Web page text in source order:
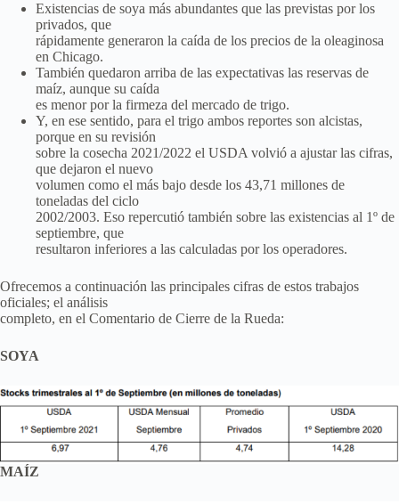
Existencias de soya más abundantes que las previstas por los
privados, que
rápidamente generaron la caída de los precios de la oleaginosa
en Chicago.
También quedaron arriba de las expectativas las reservas de
maíz, aunque su caída
es menor por la firmeza del mercado de trigo.
Y, en ese sentido, para el trigo ambos reportes son alcistas,
porque en su revisión
sobre la cosecha 2021/2022 el USDA volvió a ajustar las cifras,
que dejaron el nuevo
volumen como el más bajo desde los 43,71 millones de
toneladas del ciclo
2002/2003. Eso repercutió también sobre las existencias al 1º de
septiembre, que
resultaron inferiores a las calculadas por los operadores.
Ofrecemos a continuación las principales cifras de estos trabajos
oficiales; el análisis
completo, en el Comentario de Cierre de la Rueda:
SOYA
MAÍZ